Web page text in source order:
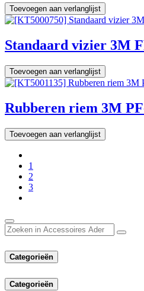
Toevoegen aan verlanglijst
Standaard vizier 3M
Toevoegen aan verlanglijst
Rubberen riem 3M
Toevoegen aan verlanglijst
1
2
3
Categorieën
Categorieën